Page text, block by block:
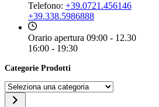
Telefono: +39.0721.456146
+39.338.5986888
Orario apertura 09:00 - 12.30
16:00 - 19:30
Categorie Prodotti
Seleziona
una